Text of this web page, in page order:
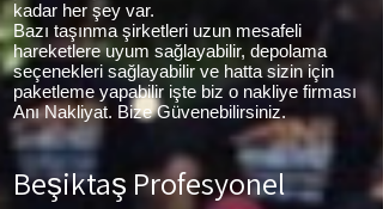
kadar her şey var.
Bazı taşınma şirketleri uzun mesafeli
hareketlere uyum sağlayabilir, depolama
seçenekleri sağlayabilir ve hatta sizin için
paketleme yapabilir işte biz o nakliye firması
Anı Nakliyat. Bize Güvenebilirsiniz.
Beşiktaş Profesyonel